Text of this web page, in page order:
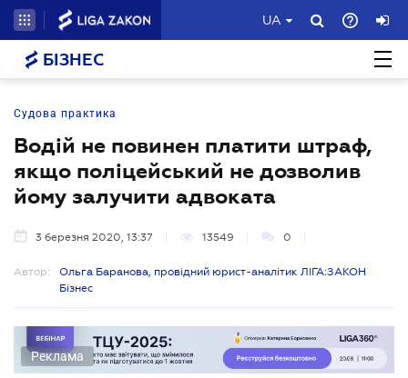
UA
БІЗНЕС
Судова практика
Водій не повинен платити штраф,
якщо поліцейський не дозволив
йому залучити адвоката
3 березня 2020, 13:37 13549 0
Автор:
Ольга Баранова, провідний юрист-аналітик ЛІГА:ЗАКОН
Бізнес
Реклама